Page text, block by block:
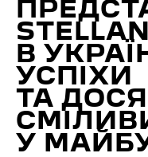
В
УСПІХИ
ТА
У